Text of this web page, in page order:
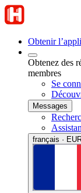
Obtenir l’appli
Obtenez des
membres
Se
Messages
français ·